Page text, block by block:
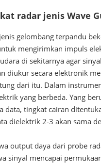
radar jenis Wave
gelombang terpandu
mengirimkan impuls
di sekitarnya agar
diukur secara elektronik
dari itu. Dalam
yang berbeda. Yang
data, tingkat cairan
dielektrik 2-3 akan sama
output daya dari probe
sinyal mencapai